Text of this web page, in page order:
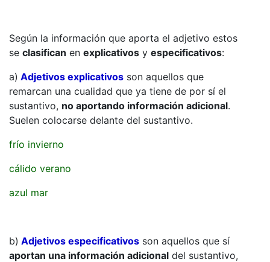
Según la información que aporta el adjetivo estos
se clasifican en explicativos y especificativos:
a) Adjetivos explicativos son aquellos que
remarcan una cualidad que ya tiene de por sí el
sustantivo, no aportando información adicional.
Suelen colocarse delante del sustantivo.
frío invierno
cálido verano
azul mar
b) Adjetivos especificativos son aquellos que sí
aportan una información adicional del sustantivo,